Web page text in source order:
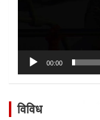
00:00
विविध